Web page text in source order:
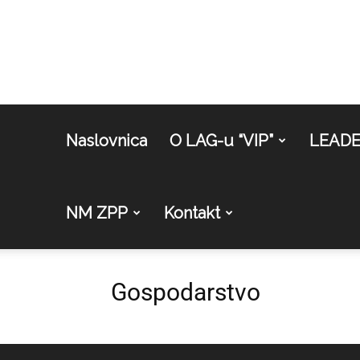
Naslovnica O LAG-u “VIP”
NM ZPP Kontakt
Gospodarstvo